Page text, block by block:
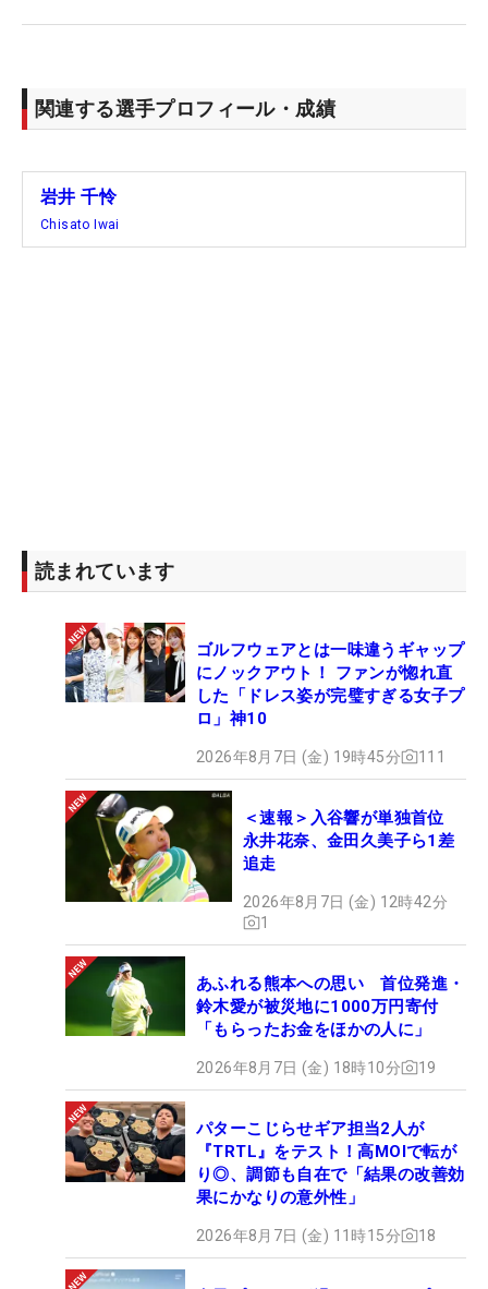
このあとはオープンウィークを挟み、スコットラン
ド大会、そしてウェールズ開催のメジャー最終戦
て臨みたい。タフな戦いになるけれど、今までの経
関連する選手プロフィール・成績
岩井 千怜
Chisato Iwai
読まれています
ゴルフウェアとは一味違うギャップ
にノックアウト！ ファンが惚れ直
した「ドレス姿が完璧すぎる女子プ
ロ」神10
2026年8月7日 (金) 19時45分 111
＜速報＞入谷響が単独首位
永井花奈、金田久美子ら1差
追走
2026年8月7日 (金) 12時42分
1
あふれる熊本への思い 首位発進・
鈴木愛が被災地に1000万円寄付
「もらったお金をほかの人に」
2026年8月7日 (金) 18時10分 19
パターこじらせギア担当2人が
『TRTL』をテスト！高MOIで転が
り◎、調節も自在で「結果の改善効
果にかなりの意外性」
2026年8月7日 (金) 11時15分 18